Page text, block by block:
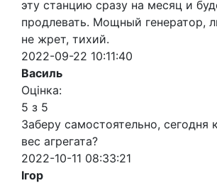
эту станцию сразу на месяц и
продлевать. Мощный генератор,
не жрет, тихий.
2022-09-22 10:11:40
Василь
Оцінка:
5 з 5
Заберу самостоятельно, сегодня
вес агрегата?
2022-10-11 08:33:21
Ігор